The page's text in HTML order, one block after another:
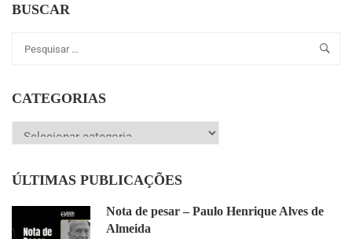
BUSCAR
CATEGORIAS
Categorias
ÚLTIMAS PUBLICAÇÕES
Nota de pesar – Paulo Henrique Alves de
Almeida